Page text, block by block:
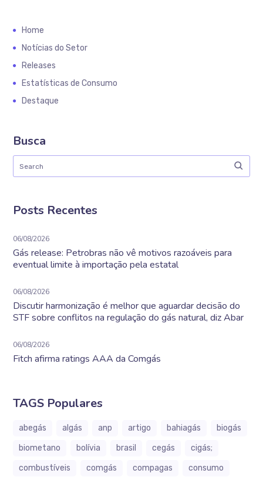
Home
Notícias do Setor
Releases
Estatísticas de Consumo
Destaque
Busca
Posts Recentes
06/08/2026
Gás release: Petrobras não vê motivos razoáveis para
eventual limite à importação pela estatal
06/08/2026
Discutir harmonização é melhor que aguardar decisão do
STF sobre conflitos na regulação do gás natural, diz Abar
06/08/2026
Fitch afirma ratings AAA da Comgás
TAGS Populares
abegás algás anp artigo bahiagás
biogás
biometano
bolívia brasil cegás
cigás;
combustíveis
comgás compagas
consumo